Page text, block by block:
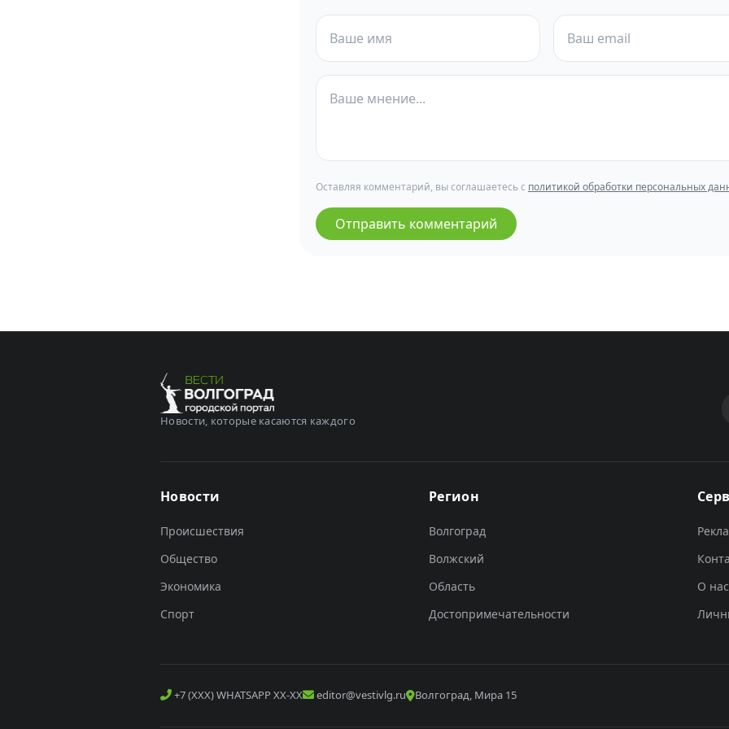
Оставляя комментарий, вы соглашаетесь с политикой обработки персональных
Отправить комментарий
Новости, которые касаются каждого
Новости
Происшествия
Общество
Экономика
Спорт
Регион
Волгоград
Волжский
Область
Достопримечательности
О нас
+7 (XXX) WHATSAPP XX-XX editor@vestivlg.ru Волгоград, Мира 15